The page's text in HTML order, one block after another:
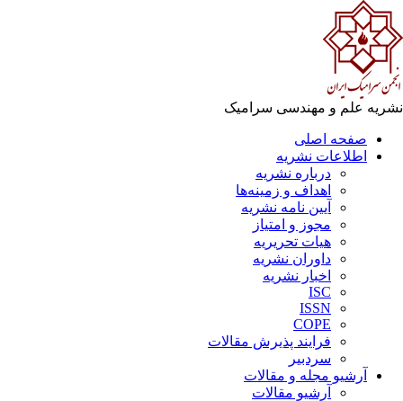
علم و مهندسی سرامیک
صفحه اصلی
اطلاعات نشریه
درباره نشریه
اهداف و زمینه‌ها
آیین نامه نشریه
مجوز و امتیاز
هیات تحریریه
داوران نشریه
اخبار نشریه
ISC
ISSN
COPE
فرایند پذیرش مقالات
سردبیر
آرشیو مجله و مقالات
آرشیو مقالات